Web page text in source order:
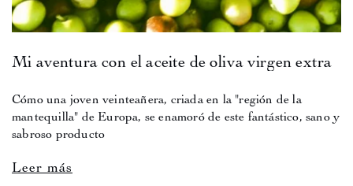
Mi aventura con el aceite de oliva virgen extra
Cómo una joven veinteañera, criada en la "región de la
mantequilla" de Europa, se enamoró de este fantástico, sano y
sabroso producto
Leer más